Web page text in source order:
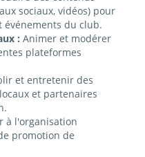
sociaux, vidéos) pour
événements du club.
: Animer et modérer
plateformes
et entretenir des
et partenaires
à l'organisation
promotion de